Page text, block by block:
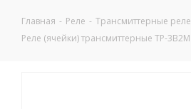
Главная - Реле - Трансмиттерные реле
Реле (ячейки) трансмиттерные ТР-3В2М